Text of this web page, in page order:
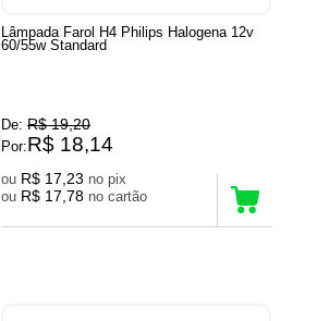
Lâmpada Farol H4 Philips Halogena 12v
60/55w Standard
De: R$ 19,20
Por:R$ 18,14
ou R$ 17,23
no pix
ou R$ 17,78 no cartão